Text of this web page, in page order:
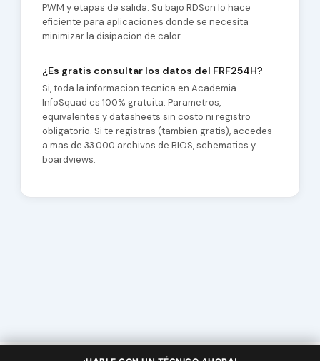
PWM y etapas de salida. Su bajo RDSon lo hace
eficiente para aplicaciones donde se necesita
minimizar la disipacion de calor.
¿Es gratis consultar los datos del FRF254H?
Si, toda la informacion tecnica en Academia
InfoSquad es 100% gratuita. Parametros,
equivalentes y datasheets sin costo ni registro
obligatorio. Si te registras (tambien gratis), accedes
a mas de 33.000 archivos de BIOS, schematics y
boardviews.